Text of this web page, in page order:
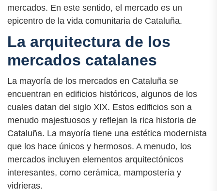
mercados. En este sentido, el mercado es un
epicentro de la vida comunitaria de Cataluña.
La arquitectura de los
mercados catalanes
La mayoría de los mercados en Cataluña se
encuentran en edificios históricos, algunos de los
cuales datan del siglo XIX. Estos edificios son a
menudo majestuosos y reflejan la rica historia de
Cataluña. La mayoría tiene una estética modernista
que los hace únicos y hermosos. A menudo, los
mercados incluyen elementos arquitectónicos
interesantes, como cerámica, mampostería y
vidrieras.